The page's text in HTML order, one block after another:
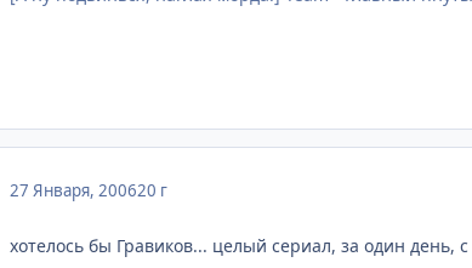
27 Января, 200620 г
хотелось бы Гравиков... целый сериал, за один день,